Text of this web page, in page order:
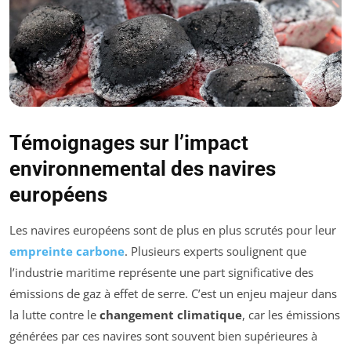
Témoignages sur l’impact
environnemental des navires
européens
Les navires européens sont de plus en plus scrutés pour leur
empreinte carbone. Plusieurs experts soulignent que
l’industrie maritime représente une part significative des
émissions de gaz à effet de serre. C’est un enjeu majeur dans
la lutte contre le changement climatique, car les émissions
générées par ces navires sont souvent bien supérieures à